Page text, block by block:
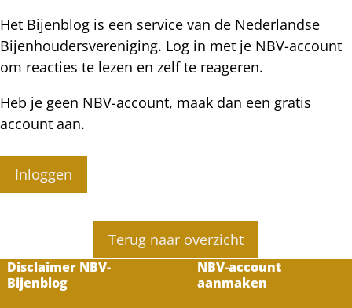
Het Bijenblog is een service van de Nederlandse
Bijenhoudersvereniging. Log in met je NBV-account
om reacties te lezen en zelf te reageren.
Heb je geen NBV-account, maak dan een gratis
account aan.
Inloggen
Terug naar overzicht
Disclaimer NBV-
Bijenblog
NBV-account
aanmaken